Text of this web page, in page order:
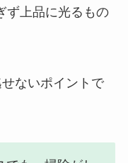
ず上品に光るもの
ないポイントで